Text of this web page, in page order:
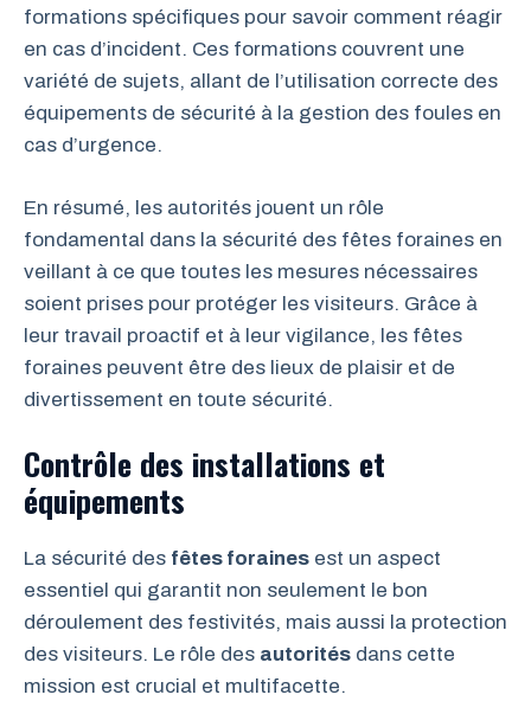
formations spécifiques pour savoir comment réagir
en cas d’incident. Ces formations couvrent une
variété de sujets, allant de l’utilisation correcte des
équipements de sécurité à la gestion des foules en
cas d’urgence.
En résumé, les autorités jouent un rôle
fondamental dans la sécurité des fêtes foraines en
veillant à ce que toutes les mesures nécessaires
soient prises pour protéger les visiteurs. Grâce à
leur travail proactif et à leur vigilance, les fêtes
foraines peuvent être des lieux de plaisir et de
divertissement en toute sécurité.
Contrôle des installations et
équipements
La sécurité des fêtes foraines est un aspect
essentiel qui garantit non seulement le bon
déroulement des festivités, mais aussi la protection
des visiteurs. Le rôle des autorités dans cette
mission est crucial et multifacette.